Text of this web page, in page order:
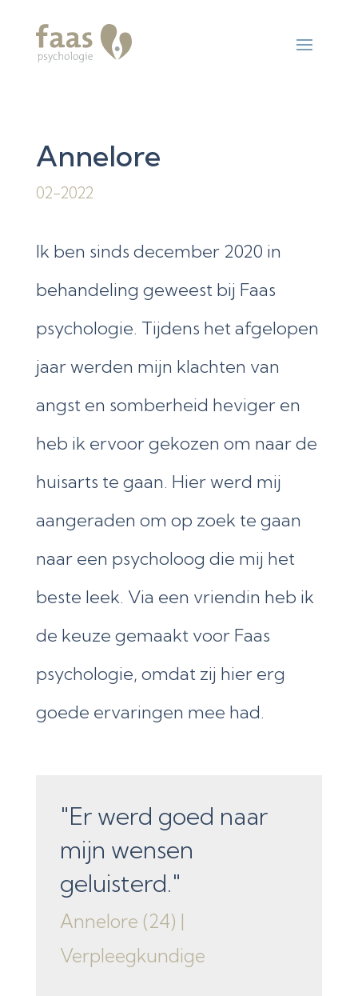
Annelore
02-2022
Ik ben sinds december 2020 in
behandeling geweest bij Faas
psychologie. Tijdens het afgelopen
jaar werden mijn klachten van
angst en somberheid heviger en
heb ik ervoor gekozen om naar de
huisarts te gaan. Hier werd mij
aangeraden om op zoek te gaan
naar een psycholoog die mij het
beste leek. Via een vriendin heb ik
de keuze gemaakt voor Faas
psychologie, omdat zij hier erg
goede ervaringen mee had.
"Er werd goed naar
mijn wensen
geluisterd."
Annelore (24) |
Verpleegkundige